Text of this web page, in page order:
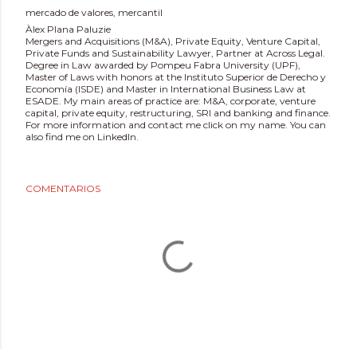
mercado de valores mercantil
Àlex Plana Paluzie
Mergers and Acquisitions (M&A), Private Equity, Venture Capital,
Private Funds and Sustainability Lawyer, Partner at Across Legal.
Degree in Law awarded by Pompeu Fabra University (UPF),
Master of Laws with honors at the Instituto Superior de Derecho y
Economía (ISDE) and Master in International Business Law at
ESADE. My main areas of practice are: M&A, corporate, venture
capital, private equity, restructuring, SRI and banking and finance.
For more information and contact me click on my name. You can
also find me on LinkedIn.
COMENTARIOS